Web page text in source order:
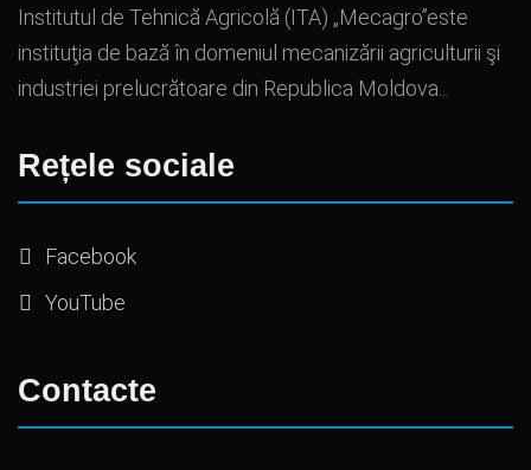
Institutul de Tehnică Agricolă (ITA) „Mecagro”este
instituţia de bază în domeniul mecanizării agriculturii şi
industriei prelucrătoare din Republica Moldova...
Rețele sociale
Facebook
YouTube
Contacte